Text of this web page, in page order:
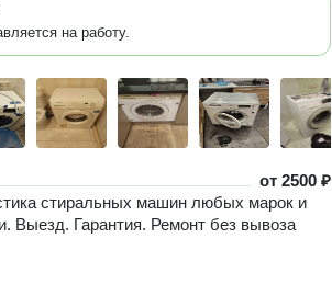
на работу.
от2500 ₽
стиральных машин любых марок и
Выезд. Гарантия. Ремонт без вывоза